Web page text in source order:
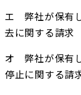
エ　弊社が保有
去に関する請求
オ　弊社が保有
停止に関する請